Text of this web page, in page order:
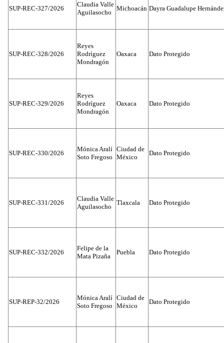
SUP-REC-327/2026
Claudia Valle
Aguilasocho
Michoacán Dayra Guadalupe
SUP-REC-328/2026
Reyes
Rodríguez
Mondragón
Oaxaca Dato Protegido
SUP-REC-329/2026
Reyes
Rodríguez
Mondragón
Oaxaca Dato Protegido
SUP-REC-330/2026
Mónica Aralí
Soto Fregoso
Ciudad de
México
Dato Protegido
SUP-REC-331/2026
Claudia Valle
Aguilasocho
Tlaxcala Dato Protegido
SUP-REC-332/2026
Felipe de la
Mata Pizaña
Puebla Dato Protegido
SUP-REP-32/2026
Mónica Aralí
Soto Fregoso
Ciudad de
México
Dato Protegido